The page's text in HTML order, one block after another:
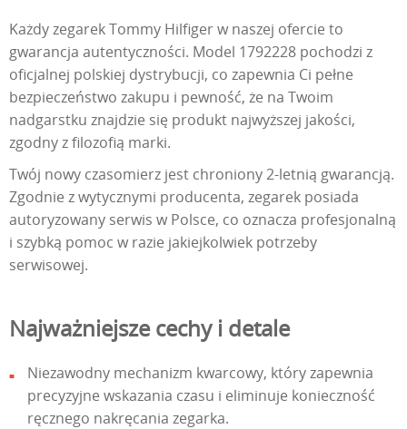
Każdy zegarek Tommy Hilfiger w naszej ofercie to
gwarancja autentyczności. Model 1792228 pochodzi z
oficjalnej polskiej dystrybucji, co zapewnia Ci pełne
bezpieczeństwo zakupu i pewność, że na Twoim
nadgarstku znajdzie się produkt najwyższej jakości,
zgodny z filozofią marki.
Twój nowy czasomierz jest chroniony 2-letnią gwarancją.
Zgodnie z wytycznymi producenta, zegarek posiada
autoryzowany serwis w Polsce, co oznacza profesjonalną
i szybką pomoc w razie jakiejkolwiek potrzeby
serwisowej.
Najważniejsze cechy i detale
Niezawodny mechanizm kwarcowy, który zapewnia
precyzyjne wskazania czasu i eliminuje konieczność
ręcznego nakręcania zegarka.